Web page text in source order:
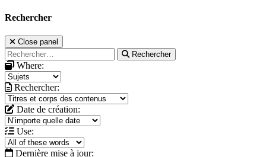
Rechercher
Close panel
Rechercher
Where:
Rechercher:
Date de création:
Use:
Dernière mise à jour: